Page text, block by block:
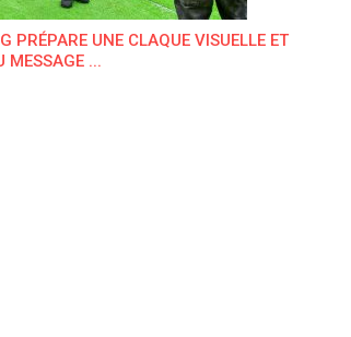
PRÉPARE UNE CLAQUE VISUELLE ET
MESSAGE ...